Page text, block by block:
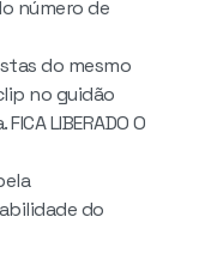
número de
do mesmo
no guidão
LIBERADO O
do